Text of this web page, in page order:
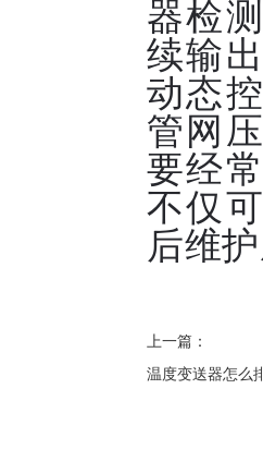
器检
续输
动态
管网
要经
不仅
后维
上一篇：
温度变送器怎么